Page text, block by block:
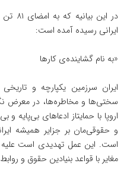
در
ایرانی رسیده آمده است:
«به نام گشاینده‌ی کارها
ایران سرزمین یکپارچه و
سختی‌ها و مخاطره‌ها، در معرض
اروپا با حمایتاز ادعاهای بی‌پایه
و حقوقی‌مان بر جزایر همیشه
است. این عمل تهدیدی است
مغایر با قواعد بنیادین حقوق و